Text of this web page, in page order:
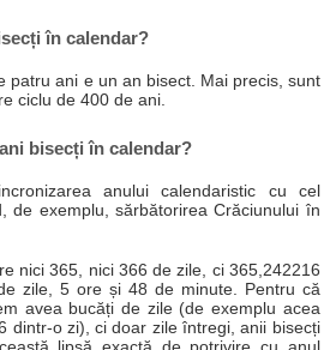
în calendar?
patru ani e un an bisect. Mai precis, sunt
ciclu de 400 de ani.
bisecți în calendar?
anului calendaristic cu cel
de exemplu, sărbătorirea Crăciunului în
nici 365, nici 366 de zile, ci 365,242216
zile, 5 ore și 48 de minute. Pentru că
avea bucăți de zile (de exemplu acea
dintr-o zi), ci doar zile întregi, anii bisecți